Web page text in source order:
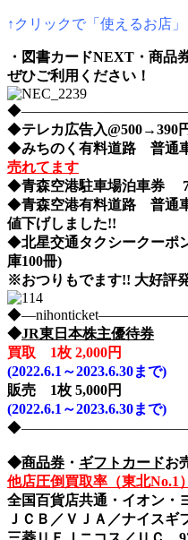
↑クリックで「使えるお店
・図書カードNEXT・商品
ぜひご利用ください！
◆テレカ広告入@500→390
◆みちのく有料道路 普通
売れてます
◆青森空港駐車場泊車券
◆青森空港有料道路 普通
値下げしました!!
◆北星交通タクシークー
庫100冊)
※おつりもでます!! 大好評
◆JR東日本株主優待券
買取 1枚 2,000円
(2022.6.1～2023.6.30まで)
販売 1枚 5,000円
(2022.6.1～2023.6.30まで)
◆商品券 ・ ギフトカードお
他店圧倒買取率（東北No.1）
全国百貨店共通・イオン
ＪＣＢ／ＶＪＡ／ナイスギ